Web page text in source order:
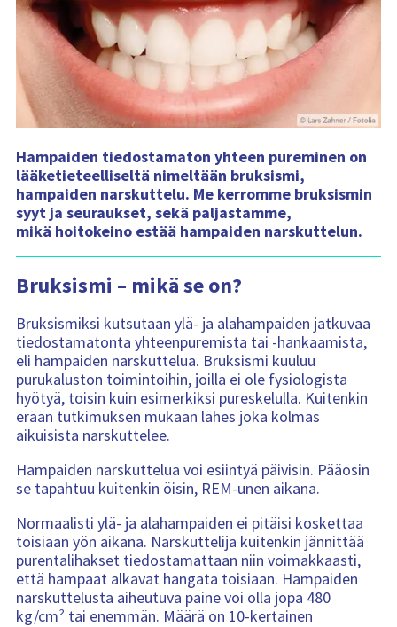
n
s
i
Hampaiden tiedostamaton yhteen pureminen on
lääketieteelliseltä nimeltään bruksismi,
hampaiden narskuttelu. Me kerromme bruksismin
syyt ja seuraukset, sekä paljastamme,
mikä hoitokeino estää hampaiden narskuttelun.
Bruksismi – mikä se on?
Bruksismiksi kutsutaan ylä- ja alahampaiden jatkuvaa
tiedostamatonta yhteenpuremista tai -hankaamista,
eli hampaiden narskuttelua. Bruksismi kuuluu
purukaluston toimintoihin, joilla ei ole fysiologista
hyötyä, toisin kuin esimerkiksi pureskelulla. Kuitenkin
erään tutkimuksen mukaan lähes joka kolmas
aikuisista narskuttelee.
Hampaiden narskuttelua voi esiintyä päivisin. Pääosin
se tapahtuu kuitenkin öisin, REM-unen aikana.
Normaalisti ylä- ja alahampaiden ei pitäisi koskettaa
toisiaan yön aikana. Narskuttelija kuitenkin jännittää
purentalihakset tiedostamattaan niin voimakkaasti,
että hampaat alkavat hangata toisiaan. Hampaiden
narskuttelusta aiheutuva paine voi olla jopa 480
kg/cm² tai enemmän. Määrä on 10-kertainen